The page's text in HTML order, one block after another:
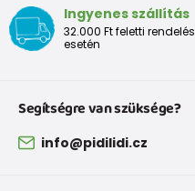
Ingyenes szállítás
32.000 Ft feletti rendelés
esetén
Segítségre van szüksége?
info@pidilidi.cz